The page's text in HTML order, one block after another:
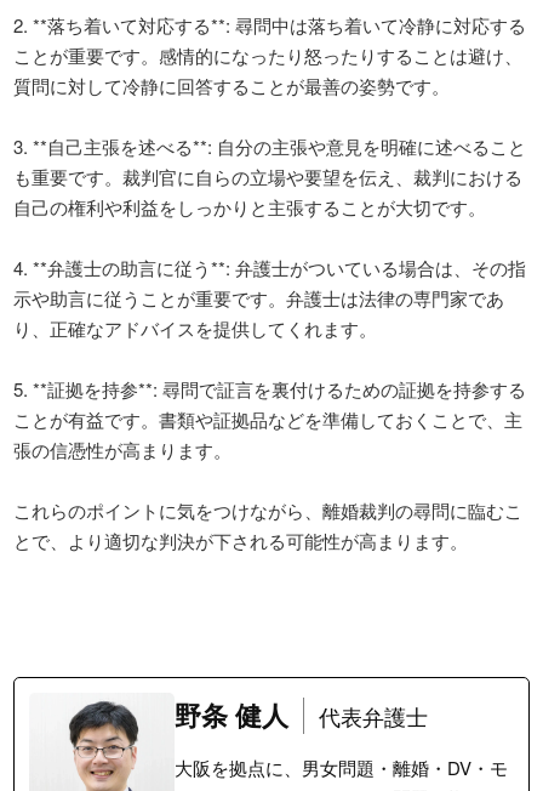
2. **落ち着いて対応する**: 尋問中は落ち着いて冷静に対応する
ことが重要です。感情的になったり怒ったりすることは避け、
質問に対して冷静に回答することが最善の姿勢です。
3. **自己主張を述べる**: 自分の主張や意見を明確に述べること
も重要です。裁判官に自らの立場や要望を伝え、裁判における
自己の権利や利益をしっかりと主張することが大切です。
4. **弁護士の助言に従う**: 弁護士がついている場合は、その指
示や助言に従うことが重要です。弁護士は法律の専門家であ
り、正確なアドバイスを提供してくれます。
5. **証拠を持参**: 尋問で証言を裏付けるための証拠を持参する
ことが有益です。書類や証拠品などを準備しておくことで、主
張の信憑性が高まります。
これらのポイントに気をつけながら、離婚裁判の尋問に臨むこ
とで、より適切な判決が下される可能性が高まります。
野条 健人 代表弁護士
大阪を拠点に、男女問題・離婚・DV・モ